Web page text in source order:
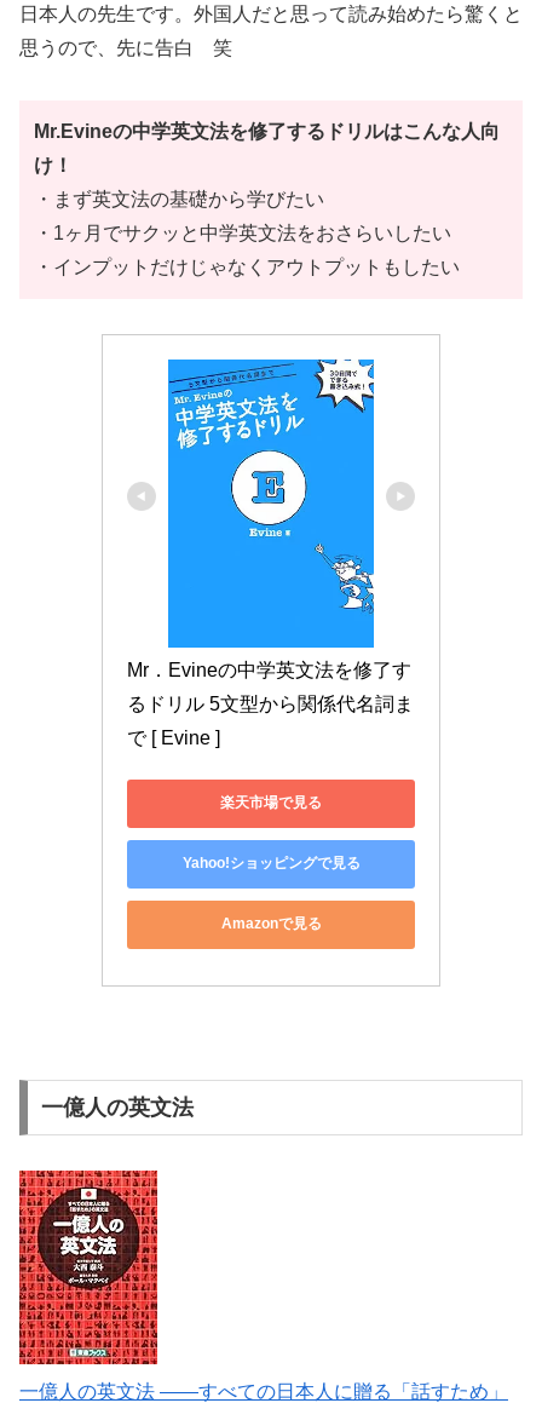
日本人の先生です。外国人だと思って読み始めたら驚くと
思うので、先に告白 笑
Mr.Evineの中学英文法を修了するドリルはこんな人向
け！
・まず英文法の基礎から学びたい
・1ヶ月でサクッと中学英文法をおさらいしたい
・インプットだけじゃなくアウトプットもしたい
Mr．Evineの中学英文法を修了す
るドリル 5文型から関係代名詞ま
で [ Evine ]
楽天市場で見る
Yahoo!ショッピングで見る
Amazonで見る
一億人の英文法
一億人の英文法 ――すべての日本人に贈る「話すため」